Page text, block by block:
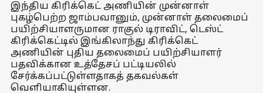
இந்திய கிரிக்கெட் அணியின் முன்னாள்
புகழ்பெற்ற ஜாம்பவானும், முன்னாள் தலைமைப்
பயிற்சியாளருமான ராகுல் டிராவிட், டெஸ்ட்
கிரிக்கெட்டில் இங்கிலாந்து கிரிக்கெட்
அணியின் புதிய தலைமைப் பயிற்சியாளர்
பதவிக்கான உத்தேசப் பட்டியலில்
சேர்க்கப்பட்டுள்ளதாகத் தகவல்கள்
வெளியாகியுள்ளன.